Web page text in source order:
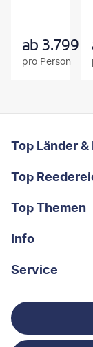
ab3.799 €
pro Person
Footer
Top Länder
Portugal
Albanien
Griechenland
Madeira
Ostsee
Top
AIDA
MSC Cruises
Costa Kreuzfahrten
Mein Schiff®
Top Themen
Rundreisen
Kleingruppen-
Flusskreuzfahrten
Info
Über uns
Nachhaltigkeit
Stellenangebote
Service
Kontakt
Hilfe & FAQ